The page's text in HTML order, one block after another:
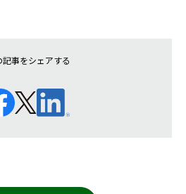
記事をシェアする